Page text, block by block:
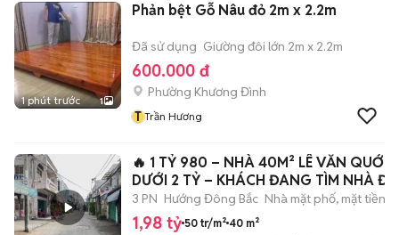
1 phút trước 1
Phản bệt Gỗ Nâu đỏ 2m x 2.2m
Đã sử dụng Giường đôi lớn 2m x 2.2m
600.000 đ
Phường Khương Đình
T Trần Hương
🔥 1 TỶ 980 – NHÀ 40M² LÊ VĂN QUỚI |
DƯỚI 2 TỶ – KHÁCH ĐANG TÌM NHÀ
3 PN Hướng Đông Bắc Nhà mặt phố, mặt tiền
1,98 tỷ 50 tr/m² 40 m²